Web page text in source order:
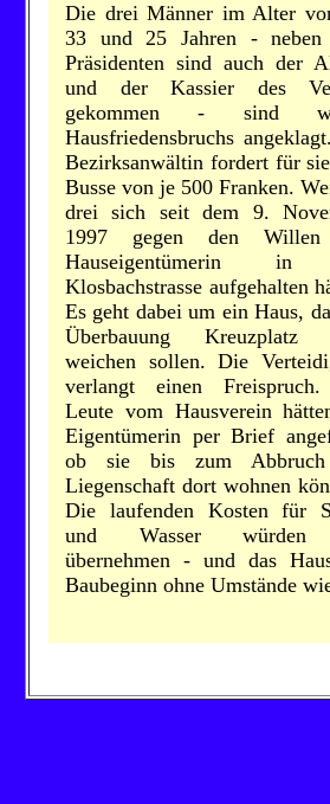
Die drei Männer im Alter
33 und 25 Jahren - neben
Präsidenten sind auch der
und der Kassier des
gekommen - sind
Hausfriedensbruchs
Bezirksanwältin fordert für
Busse von je 500 Franken.
drei sich seit dem 9.
1997 gegen den
Hauseigentümerin in
Klosbachstrasse aufgehalten
Es geht dabei um ein Haus,
Überbauung Kreuzplatz
weichen sollen. Die
verlangt einen
Leute vom Hausverein
Eigentümerin per Brief
ob sie bis zum
Liegenschaft dort wohnen
Die laufenden Kosten für
und Wasser
übernehmen - und das
Baubeginn ohne Umstände